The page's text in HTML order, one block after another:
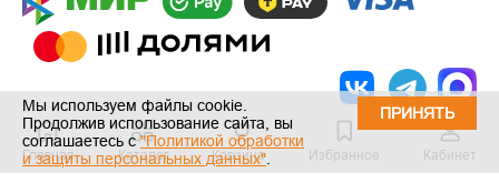
Главная Каталог Корзина Избранное Кабинет
© 2010-2026 ООО "Строй-Центр".Строительные и отделочные
материалы оптом и в розницу.
Мы используем файлы cookie.
Продолжив использование сайта, вы
соглашаетесь с"Политикой обработки
и защиты персональных данных"
ПРИНЯТЬ